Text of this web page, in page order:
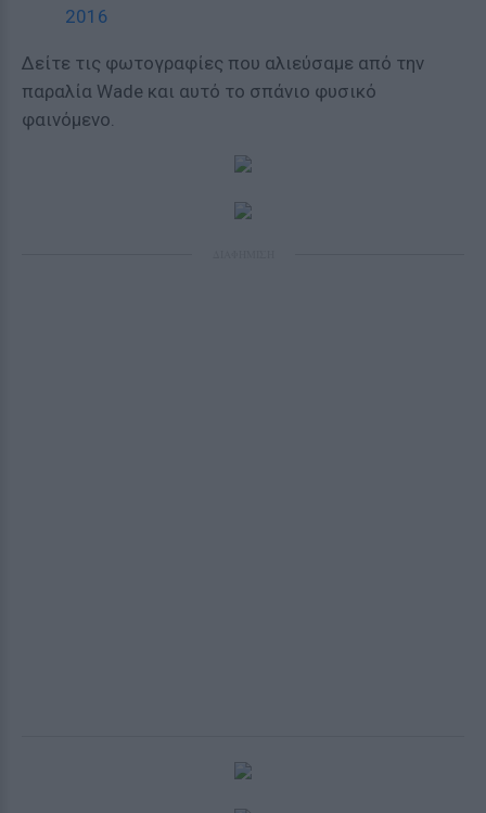
2016
Δείτε τις φωτογραφίες που αλιεύσαμε από την
παραλία Wade και αυτό το σπάνιο φυσικό
φαινόμενο.